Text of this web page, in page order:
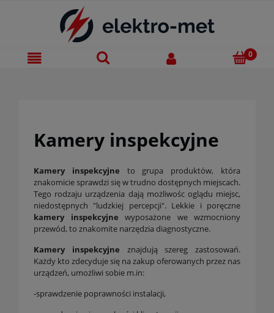
Kamery inspekcyjne
Kamery inspekcyjne to grupa produktów, która
znakomicie sprawdzi się w trudno dostępnych miejscach.
Tego rodzaju urządzenia dają możliwośc oglądu miejsc,
niedostępnych "ludzkiej percepcji". Lekkie i poręczne
kamery inspekcyjne wyposażone we wzmocniony
przewód, to znakomite narzędzia diagnostyczne.
Kamery inspekcyjne znajdują szereg zastosowań.
Każdy kto zdecyduje się na zakup oferowanych przez nas
urządzeń, umożliwi sobie m.in:
-sprawdzenie poprawności instalacji,